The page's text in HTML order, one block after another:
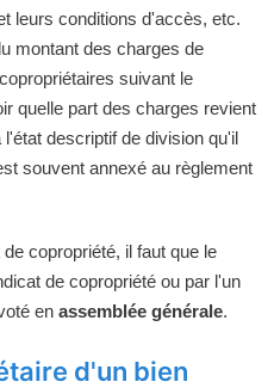
leurs conditions d'accès, etc.
montant des charges de
suivant le
quelle part des charges revient
descriptif de division qu'il
souvent annexé au règlement
copropriété, il faut que le
de copropriété ou par l'un
en assemblée générale.
d'un bien